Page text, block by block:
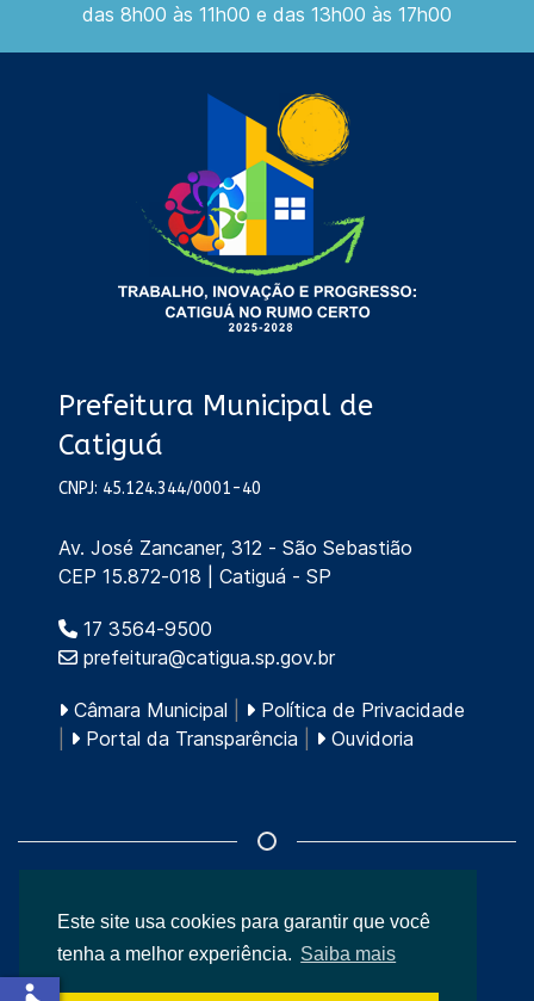
Este site usa cookies para garantir que você
tenha a melhor experiência. Saiba mais
das 8h00 às 11h00 e das 13h00 às 17h00
Prefeitura Municipal de
Catiguá
CNPJ: 45.124.344/0001-40
Av. José Zancaner, 312 - São Sebastião
CEP 15.872-018 | Catiguá - SP
17 3564-9500
prefeitura@catigua.sp.gov.br
Câmara Municipal
Política de Privacidade
Portal da Transparência Ouvidoria
© 2026 Prefeitura Municipal de Catiguá.